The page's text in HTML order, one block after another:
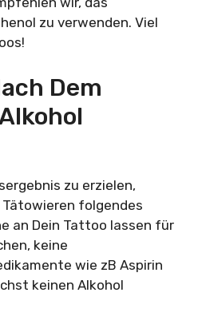
zu verwenden. Viel
Dem
zu erzielen,
folgendes
an Dein Tattoo lassen für
keine
wie zB Aspirin
keinen Alkohol